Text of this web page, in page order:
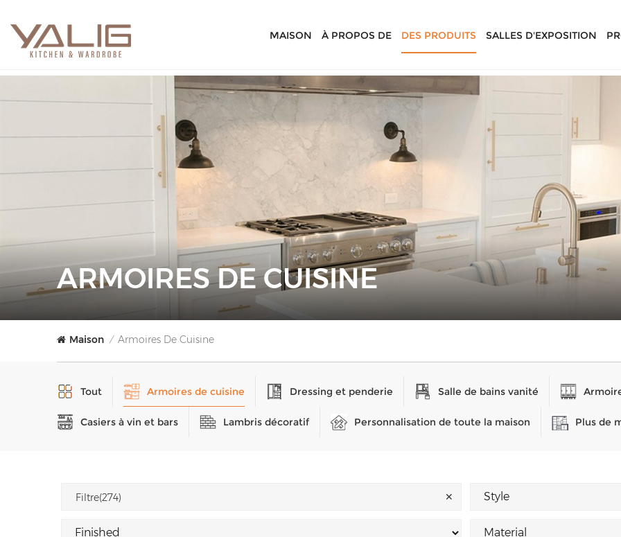
MAISON À PROPOS DE DES PRODUITS SALLES D'EXPOSITION
ARMOIRES DE CUISINE
Maison / Armoires De Cuisine
Tout Armoires de cuisine Dressing et penderie Salle de bains vanité
Casiers à vin et bars Lambris décoratif Personnalisation de toute la maison Plus de
Filtre(274) ✕